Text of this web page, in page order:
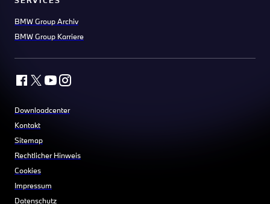
BMW Group Archiv
BMW Group Karriere
Downloadcenter
Kontakt
Sitemap
Rechtlicher Hinweis
Cookies
Impressum
Datenschutz